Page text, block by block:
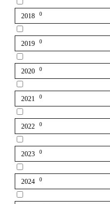
2018 0
2019 0
2020 0
2021 0
2022 0
2023 0
2024 0